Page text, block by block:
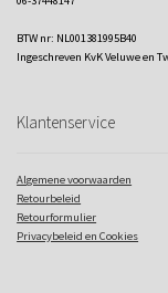
BTW nr: NL001381995B40
Ingeschreven KvK Veluwe en
Klantenservice
Algemene voorwaarden
Retourbeleid
Retourformulier
Privacybeleid en Cookies